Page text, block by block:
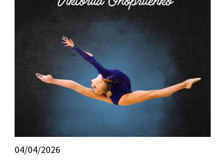
04/04/2026